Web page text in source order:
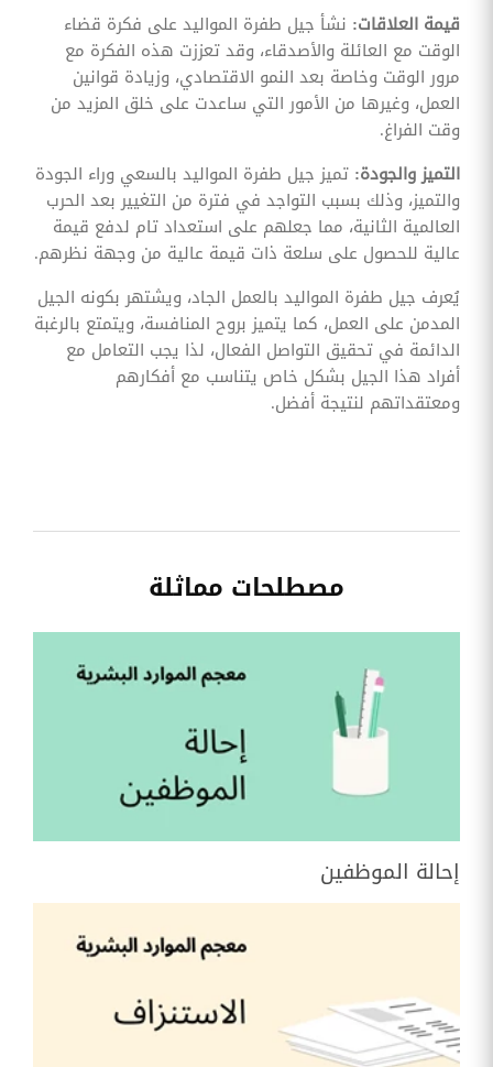
قيمة العلاقات: نشأ جيل طفرة المواليد على فكرة قضاء
الوقت مع العائلة والأصدقاء، وقد تعززت هذه الفكرة مع
مرور الوقت وخاصة بعد النمو الاقتصادي، وزيادة قوانين
العمل، وغيرها من الأمور التي ساعدت على خلق المزيد من
وقت الفراغ.
التميز والجودة: تميز جيل طفرة المواليد بالسعي وراء الجودة
والتميز، وذلك بسبب التواجد في فترة من التغيير بعد الحرب
العالمية الثانية، مما جعلهم على استعداد تام لدفع قيمة
عالية للحصول على سلعة ذات قيمة عالية من وجهة نظرهم.
يُعرف جيل طفرة المواليد بالعمل الجاد، ويشتهر بكونه الجيل
المدمن على العمل، كما يتميز بروح المنافسة، ويتمتع بالرغبة
الدائمة في تحقيق التواصل الفعال، لذا يجب التعامل مع
أفراد هذا الجيل بشكل خاص يتناسب مع أفكارهم
ومعتقداتهم لنتيجة أفضل.
مصطلحات مماثلة
إحالة الموظفين